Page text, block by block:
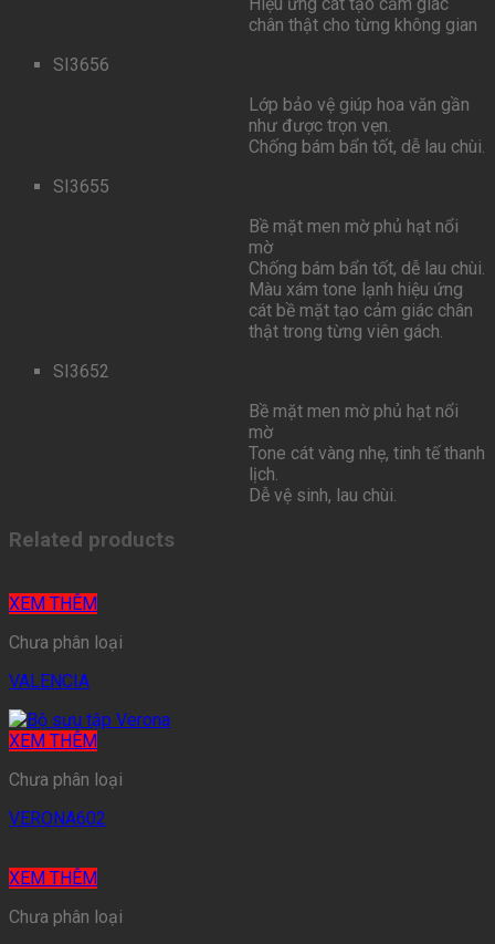
chân thật cho từng không gian
SI3656
Lớp bảo vệ giúp hoa văn gần
như được trọn vẹn.
Chống bám bẩn tốt, dễ lau chùi.
SI3655
Bề mặt men mờ phủ hạt nổi
mờ
Chống bám bẩn tốt, dễ lau chùi.
Màu xám tone lạnh hiệu ứng
cát bề mặt tạo cảm giác chân
thật trong từng viên gách.
SI3652
Bề mặt men mờ phủ hạt nổi
mờ
Tone cát vàng nhẹ, tinh tế thanh
lịch.
Dễ vệ sinh, lau chùi.
Related products
XEM THÊM
Chưa phân loại
VALENCIA
XEM THÊM
Chưa phân loại
VERONA602
XEM THÊM
Chưa phân loại